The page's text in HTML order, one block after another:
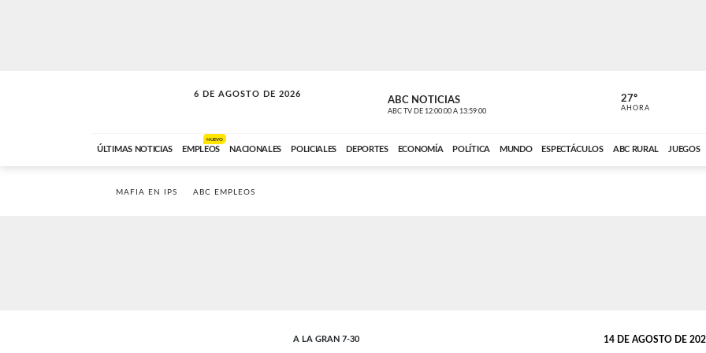
6 DE AGOSTO DE 2026
A DE LA TARDE ABC NOTICIAS
ABC TV DE 12:00:00 A 13:59:00 ABC CARDINAL
27º
AHORA
ÚLTIMAS NOTICIAS EMPLEOS
NUEVO
NACIONALES POLICIALES DEPORTES ECONOMÍA POLÍTICA MUNDO ESPECTÁCULOS ABC RURAL JUEGOS
MAFIA EN IPS ABC EMPLEOS
A LA GRAN 7-30 14 DE AGOSTO DE